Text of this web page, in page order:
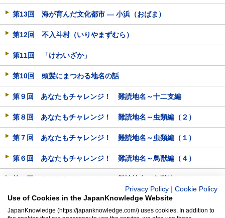
第13回 海が育んだ文化都市 ― 小浜（おばま）
第12回 不入斗村（いりやまずむら）
第11回 「けわいざか」
第10回 頭髪にまつわる地名の話
第９回 あなたもチャレンジ！ 難読地名～十二支編
第８回 あなたもチャレンジ！ 難読地名～虫類編（２）
第７回 あなたもチャレンジ！ 難読地名～虫類編（１）
第６回 あなたもチャレンジ！ 難読地名～鳥獣編（４）
第５回 あなたもチャレンジ！ 難読地名～鳥獣編（３）
第４回 あなたもチャレンジ！ 難読地名～鳥獣編（２）
Privacy Policy
Cookie Policy
Use of Cookies in the JapanKnowledge Website
JapanKnowledge (https://japanknowledge.com/) uses cookies. In addition to